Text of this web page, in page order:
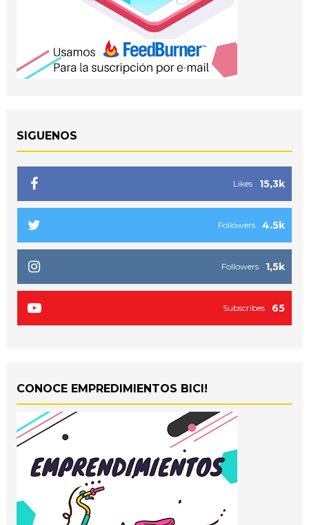
SIGUENOS
15,3k
Likes
4.5k
Followers
1,5k
Followers
65
Subscribes
CONOCE EMPREDIMIENTOS BICI!